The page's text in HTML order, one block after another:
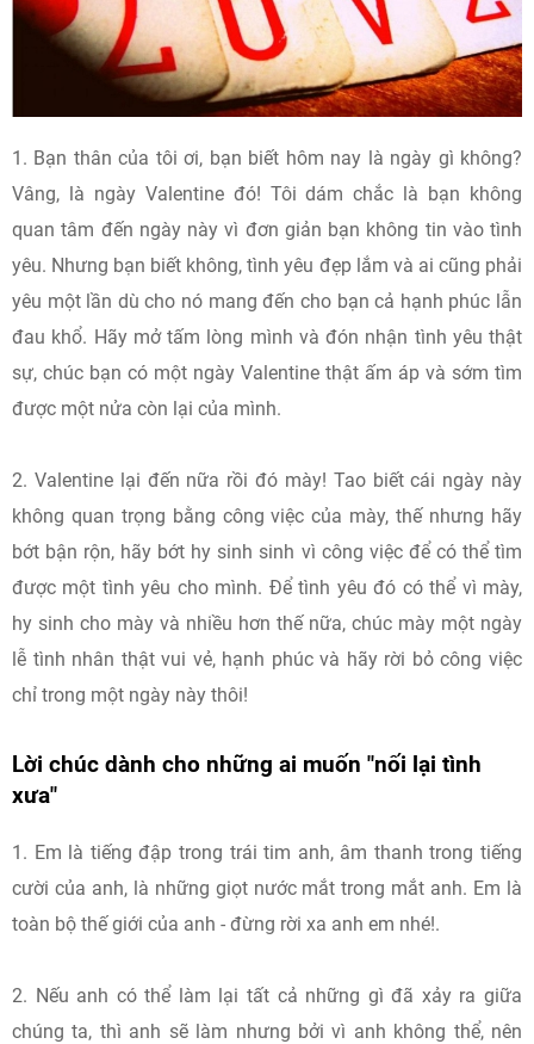
1. Bạn thân của tôi ơi, bạn biết hôm nay là ngày gì không?
Vâng, là ngày Valentine đó! Tôi dám chắc là bạn không
quan tâm đến ngày này vì đơn giản bạn không tin vào tình
yêu. Nhưng bạn biết không, tình yêu đẹp lắm và ai cũng phải
yêu một lần dù cho nó mang đến cho bạn cả hạnh phúc lẫn
đau khổ. Hãy mở tấm lòng mình và đón nhận tình yêu thật
sự, chúc bạn có một ngày Valentine thật ấm áp và sớm tìm
được một nửa còn lại của mình.
2. Valentine lại đến nữa rồi đó mày! Tao biết cái ngày này
không quan trọng bằng công việc của mày, thế nhưng hãy
bớt bận rộn, hãy bớt hy sinh sinh vì công việc để có thể tìm
được một tình yêu cho mình. Để tình yêu đó có thể vì mày,
hy sinh cho mày và nhiều hơn thế nữa, chúc mày một ngày
lễ tình nhân thật vui vẻ, hạnh phúc và hãy rời bỏ công việc
chỉ trong một ngày này thôi!
Lời chúc dành cho những ai muốn "nối lại tình
xưa"
1. Em là tiếng đập trong trái tim anh, âm thanh trong tiếng
cười của anh, là những giọt nước mắt trong mắt anh. Em là
toàn bộ thế giới của anh - đừng rời xa anh em nhé!.
2. Nếu anh có thể làm lại tất cả những gì đã xảy ra giữa
chúng ta, thì anh sẽ làm nhưng bởi vì anh không thể, nên